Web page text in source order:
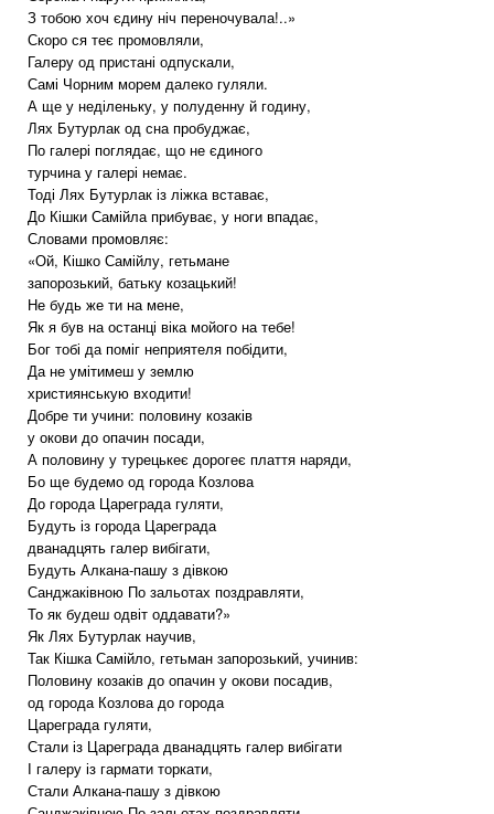
З тобою хоч єдину ніч переночувала!..»
Скоро ся теє промовляли,
Галеру од пристані одпускали,
Самі Чорним морем далеко гуляли.
А ще у неділеньку, у полуденну й годину,
Лях Бутурлак од сна пробуджає,
По галері поглядає, що не єдиного
турчина у галері немає.
Тоді Лях Бутурлак із ліжка вставає,
До Кішки Самійла прибуває, у ноги впадає,
Словами промовляє:
«Ой, Кішко Самійлу, гетьмане
запорозький, батьку козацький!
Не будь же ти на мене,
Як я був на останці віка мойого на тебе!
Бог тобі да поміг неприятеля побідити,
Да не умітимеш у землю
християнськую входити!
Добре ти учини: половину козаків
у окови до опачин посади,
А половину у турецькеє дорогеє плаття наряди,
Бо ще будемо од города Козлова
До города Цареграда гуляти,
Будуть із города Цареграда
дванадцять галер вибігати,
Будуть Алкана-пашу з дівкою
Санджаківною По зальотах поздравляти,
То як будеш одвіт оддавати?»
Як Лях Бутурлак научив,
Так Кішка Самійло, гетьман запорозький, учинив:
Половину козаків до опачин у окови посадив,
од города Козлова до города
Цареграда гуляти,
Стали із Цареграда дванадцять галер вибігати
І галеру із гармати торкати,
Стали Алкана-пашу з дівкою